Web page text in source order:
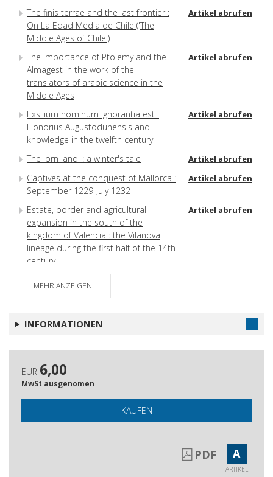
The finis terrae and the last frontier :
On La Edad Media de Chile ('The
Middle Ages of Chile')
Artikel abrufen
The importance of Ptolemy and the
Almagest in the work of the
translators of arabic science in the
Middle Ages
Artikel abrufen
Exsilium hominum ignorantia est :
Honorius Augustodunensis and
knowledge in the twelfth century
Artikel abrufen
The lorn land' : a winter's tale Artikel abrufen
Captives at the conquest of Mallorca :
September 1229-July 1232
Artikel abrufen
Estate, border and agricultural
expansion in the south of the
kingdom of Valencia : the Vilanova
lineage during the first half of the 14th
century
Artikel abrufen
Presence and persistence of catalan cultural
Assaults, murders, insults and
blasphemies : rural violence in the
farmlands of Cordoba in the late
MEHR ANZEIGEN
INFORMATIONEN
EUR 6,00
MwSt ausgenomen
KAUFEN
PDF A
ARTIKEL